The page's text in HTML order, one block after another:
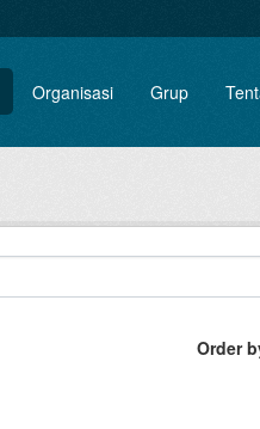
Organisasi Grup
Order